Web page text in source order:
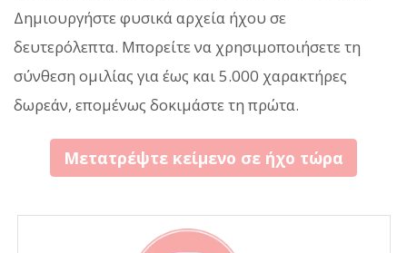
Δημιουργήστε φυσικά αρχεία ήχου σε
δευτερόλεπτα. Μπορείτε να χρησιμοποιήσετε τη
σύνθεση ομιλίας για έως και 5.000 χαρακτήρες
δωρεάν, επομένως δοκιμάστε τη πρώτα.
Μετατρέψτε κείμενο σε ήχο τώρα